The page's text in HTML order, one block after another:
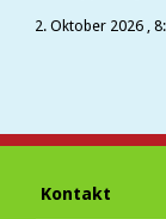
2. Oktober 2026 ,
Kontakt